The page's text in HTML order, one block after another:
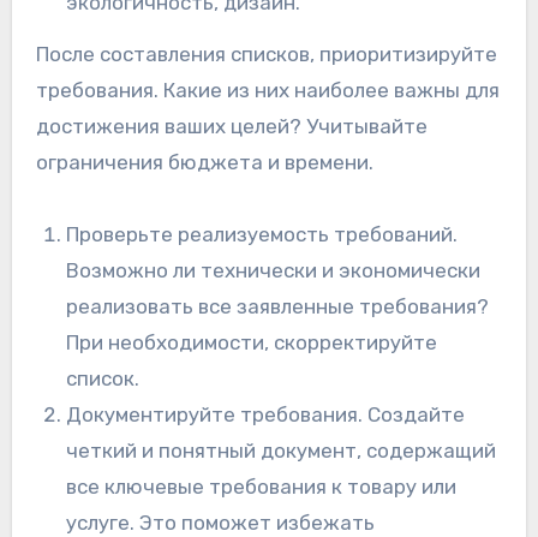
После составления списков, приоритизируйте
требования. Какие из них наиболее важны для
достижения ваших целей? Учитывайте
ограничения бюджета и времени.
Проверьте реализуемость требований.
Возможно ли технически и экономически
реализовать все заявленные требования?
При необходимости, скорректируйте
список.
Документируйте требования. Создайте
четкий и понятный документ, содержащий
все ключевые требования к товару или
услуге. Это поможет избежать